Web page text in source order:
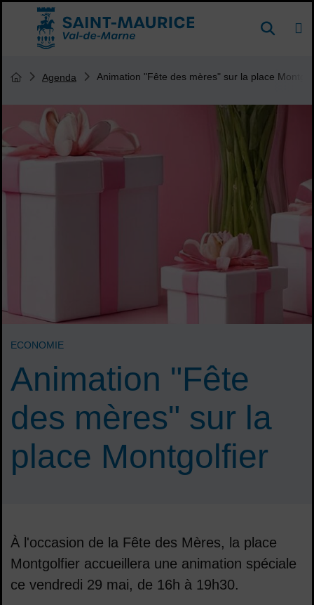
Menu de raccourcis
Accueil ville de Saint-Maurice DE
Animation "Fête
des mères" sur la
place Montgolfier
ECONOMIE
Vous êtes ici :
Page d'accueil du site
Agenda Animation "Fête des mères" sur la place
À l'occasion de la Fête des Mères, la place
Montgolfier accueillera une animation spéciale
ce vendredi 29 mai, de 16h à 19h30.